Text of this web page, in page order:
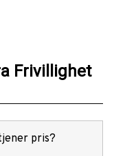
Frivillighet
pris?